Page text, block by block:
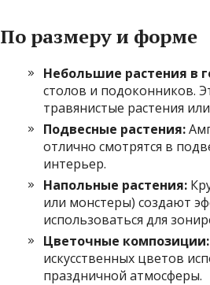
По размеру и форме
Небольшие растения в
столов и подоконников.
травянистые растения
Подвесные растения:
отлично смотрятся в
интерьер.
Напольные растения:
или монстеры) создают
использоваться для
Цветочные композиции:
искусственных цветов
праздничной атмосферы.